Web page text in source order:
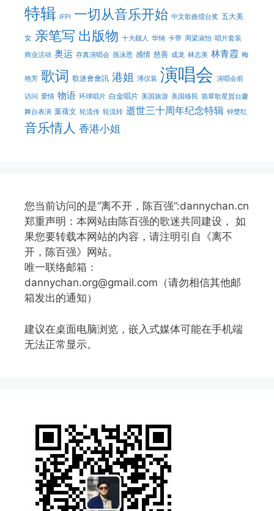
特辑 IFPI 一切从音乐开始 中文歌曲擂台奖 五大美
女 亲笔写 出版物 十大靓人 华纳 卡带 周梁淑怡 唱片套装
商业活动 奥运 存真演唱会 孫泳恩 感情 慈善 成龙 林志美 林青霞 梅
艳芳 歌词 歌迷會會訊 港姐 溥仪装 演唱会 演唱会前
访问 爱情 物语 环球唱片 白金唱片 美国旅游 美国移民 翡翠歌星賀台慶
舞台表演 葉蒨文 轮流传 轮流转 逝世三十周年纪念特辑 钟楚红
音乐情人 香港小姐
您当前访问的是“离不开，陈百强”:dannychan.cn
郑重声明：本网站由陈百强的歌迷共同建设， 如
果您要转载本网站的内容，请注明引自《离不
开，陈百强》网站。
唯一联络邮箱：
dannychan.org@gmail.com（请勿相信其他邮
箱发出的通知）
建议在桌面电脑浏览，嵌入式媒体可能在手机端
无法正常显示。